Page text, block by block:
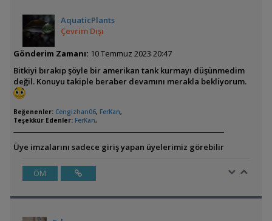
AquaticPlants
Çevrim Dışı
Gönderim Zamanı: 10 Temmuz 2023 20:47
Bitkiyi bırakıp şöyle bir amerikan tank kurmayı düşünmedim
değil. Konuyu takiple beraber devamını merakla bekliyorum.
Beğenenler: Cengizhan06, FerKan,
Teşekkür Edenler: FerKan,
Üye imzalarını sadece giriş yapan üyelerimiz görebilir
ÖM